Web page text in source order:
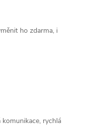
ho zdarma, i
rychlá